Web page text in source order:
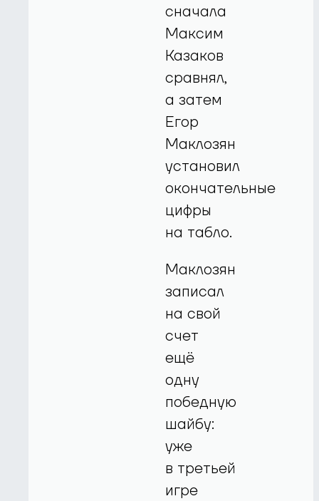
сначала
Максим
Казаков
сравнял,
а затем
Егор
Маклозян
установил
окончательные
цифры
на табло.
Маклозян
записал
на свой
счет
ещё
одну
победную
шайбу:
уже
в третьей
игре